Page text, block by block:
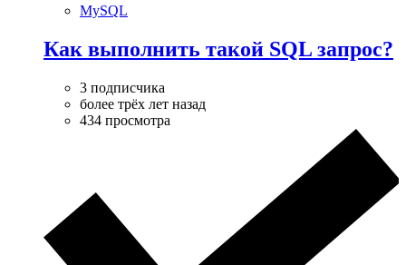
MySQL
Как выполнить такой SQL запрос?
3 подписчика
более трёх лет назад
434 просмотра